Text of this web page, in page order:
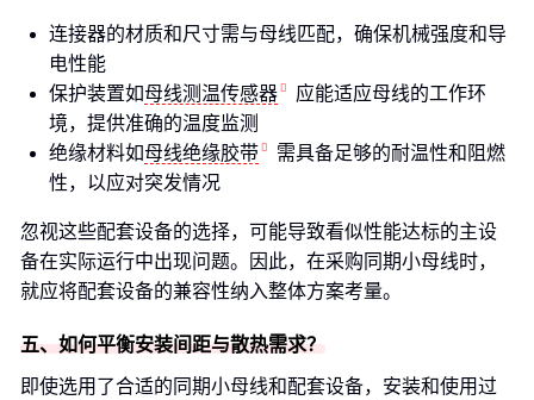
连接器的材质和尺寸需与母线匹配，确保机械强度和导
电性能
保护装置如母线测温传感器
应能适应母线的工作环
境，提供准确的温度监测
绝缘材料如母线绝缘胶带
需具备足够的耐温性和阻燃
性，以应对突发情况
忽视这些配套设备的选择，可能导致看似性能达标的主设
备在实际运行中出现问题。因此，在采购同期小母线时，
就应将配套设备的兼容性纳入整体方案考量。
五、如何平衡安装间距与散热需求？
即使选用了合适的同期小母线和配套设备，安装和使用过